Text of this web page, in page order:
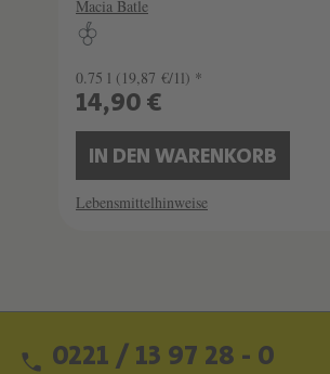
Macia Batle
0.75 l (19,87 €/1l) *
14,90 €
IN DEN WARENKORB
Lebensmittelhinweise
0221 / 13 97 28 - 0